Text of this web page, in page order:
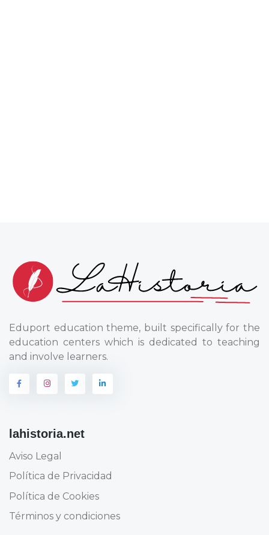
Eduport education theme, built specifically for the
education centers which is dedicated to teaching
and involve learners.
lahistoria.net
Aviso Legal
Política de Privacidad
Política de Cookies
Términos y condiciones